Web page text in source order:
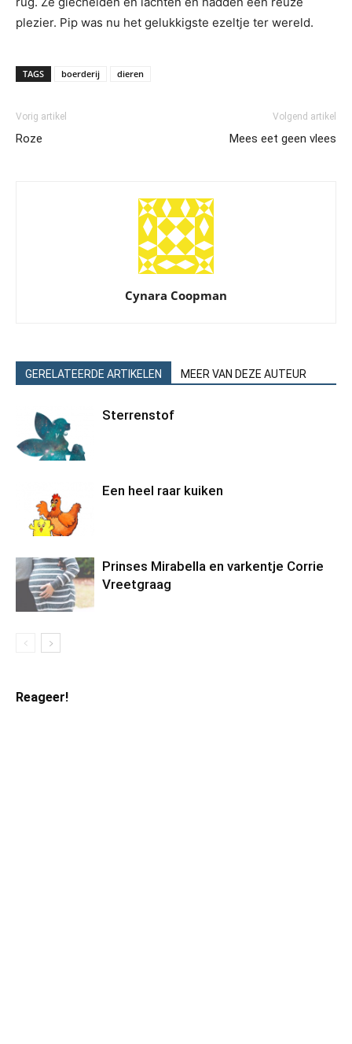
plezier. Pip was nu het gelukkigste ezeltje ter wereld.
TAGS boerderij dieren
Vorig artikel
Roze
Volgend artikel
Mees eet geen vlees
Cynara Coopman
GERELATEERDE ARTIKELEN MEER VAN DEZE AUTEUR
Sterrenstof
Een heel raar kuiken
Prinses Mirabella en varkentje Corrie
Vreetgraag
Reageer!